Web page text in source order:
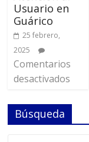
Usuario en
Guárico
25 febrero,
2025
Comentarios
desactivados
Búsqueda